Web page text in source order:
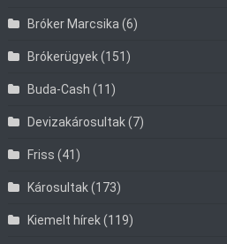
Bróker Marcsika (6)
Brókerügyek(151)
Buda-Cash (11)
Devizakárosultak(7)
Friss (41)
Károsultak(173)
Kiemelt hírek(119)